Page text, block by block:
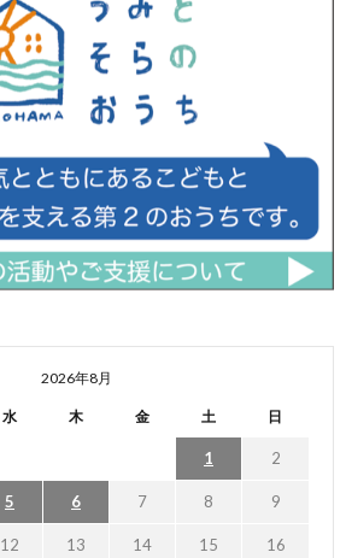
2026年8月
水 木 金 土 日
1 2
5 6 7 8 9
12 13 14 15 16